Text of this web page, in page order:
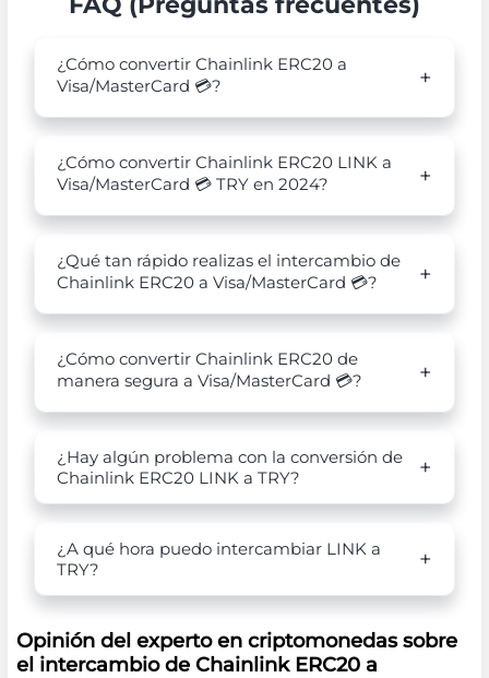
¿Cómo convertir Chainlink ERC20 a
Visa/MasterCard 💳?
¿Cómo convertir Chainlink ERC20 LINK a
Visa/MasterCard 💳 TRY en 2024?
¿Qué tan rápido realizas el intercambio de
Chainlink ERC20 a Visa/MasterCard 💳?
¿Cómo convertir Chainlink ERC20 de
manera segura a Visa/MasterCard 💳?
¿Hay algún problema con la conversión de
Chainlink ERC20 LINK a TRY?
¿A qué hora puedo intercambiar LINK a
TRY?
Opinión del experto en criptomonedas sobre
el intercambio de Chainlink ERC20 a